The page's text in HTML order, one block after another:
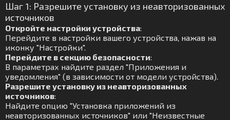
Шаг 1: Разрешите установку из неавторизованных
источников
Откройте настройки устройства:
Перейдите в настройки вашего устройства, нажав на
иконку "Настройки".
Перейдите в секцию безопасности:
В параметрах найдите раздел "Приложения и
уведомления" (в зависимости от модели устройства).
Разрешите установку из неавторизованных
источников:
Найдите опцию "Установка приложений из
неавторизованных источников" или "Неизвестные